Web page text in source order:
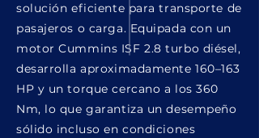
solución eficiente para transporte de
pasajeros o carga. Equipada con un
motor Cummins ISF 2.8 turbo diésel,
desarrolla aproximadamente 160–163
HP y un torque cercano a los 360
Nm, lo que garantiza un desempeño
sólido incluso en condiciones